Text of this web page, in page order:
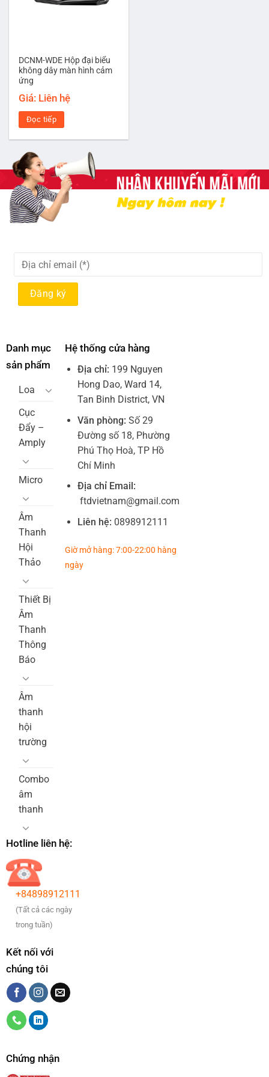
DCNM-WDE Hộp đại biểu
không dây màn hình cảm
ứng
Giá: Liên hệ
Đọc tiếp
Danh mục
sản phẩm
Loa
Cục
Đẩy –
Amply
Micro
Âm
Thanh
Hội
Thảo
Thiết Bị
Âm
Thanh
Thông
Báo
Âm
thanh
hội
trường
Combo
âm
thanh
Hệ thống cửa hàng
Địa chỉ: 199 Nguyen
Hong Dao, Ward 14,
Tan Binh District, VN
Văn phòng: Số 29
Đường số 18, Phường
Phú Thọ Hoà, TP Hồ
Chí Minh
Địa chỉ Email:
ftdvietnam@gmail.com
Liên hệ: 0898912111
Giờ mở hàng: 7:00-22:00 hàng
ngày
Hotline liên hệ:
+84898912111
(Tất cả các ngày
trong tuần)
Kết nối với
chúng tôi
Chứng nhận